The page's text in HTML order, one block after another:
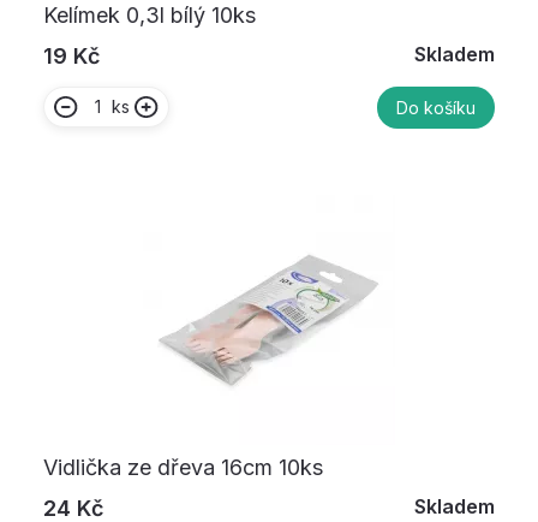
Kelímek 0,3l bílý 10ks
19 Kč
Skladem
ks Do košíku
Vidlička ze dřeva 16cm 10ks
24 Kč
Skladem